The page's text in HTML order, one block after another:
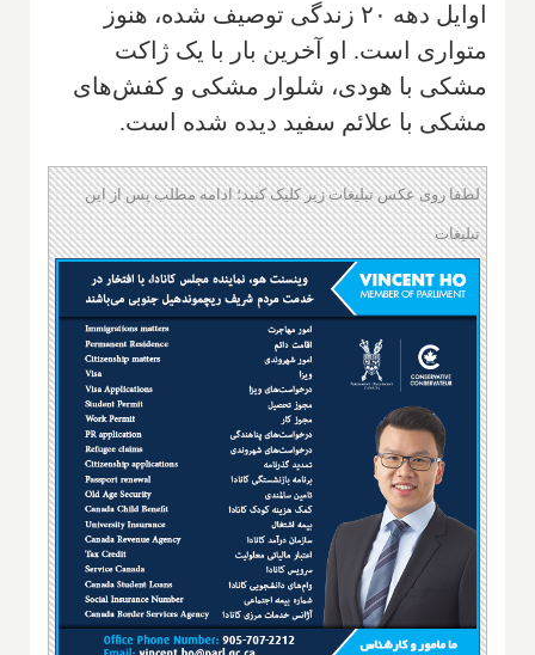
اوایل دهه ۲۰ زندگی توصیف شده، هنوز
متواری است. او آخرین بار با یک ژاکت
مشکی با هودی، شلوار مشکی و کفش‌های
مشکی با علائم سفید دیده شده است.
لطفا روی عکس تبلیغات زیر کلیک کنید؛ ادامه مطلب پس از این
تبلیغات